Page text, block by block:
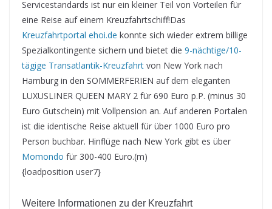
Servicestandards ist nur ein kleiner Teil von Vorteilen für
eine Reise auf einem Kreuzfahrtschiff!Das
Kreuzfahrtportal ehoi.de konnte sich wieder extrem billige
Spezialkontingente sichern und bietet die 9-nächtige/10-
tägige Transatlantik-Kreuzfahrt von New York nach
Hamburg in den SOMMERFERIEN auf dem eleganten
LUXUSLINER QUEEN MARY 2 für 690 Euro p.P. (minus 30
Euro Gutschein) mit Vollpension an. Auf anderen Portalen
ist die identische Reise aktuell für über 1000 Euro pro
Person buchbar. Hinflüge nach New York gibt es über
Momondo für 300-400 Euro.(m)
{loadposition user7}
Weitere Informationen zu der Kreuzfahrt